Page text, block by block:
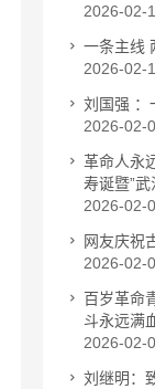
2026-02-
一条主线
2026-02-
刘国强 ：
2026-02-
革命人永
寿诞暨”
2026-02-
网友庆祝
2026-02-
百岁革命
斗永远满
2026-02-
刘继明：